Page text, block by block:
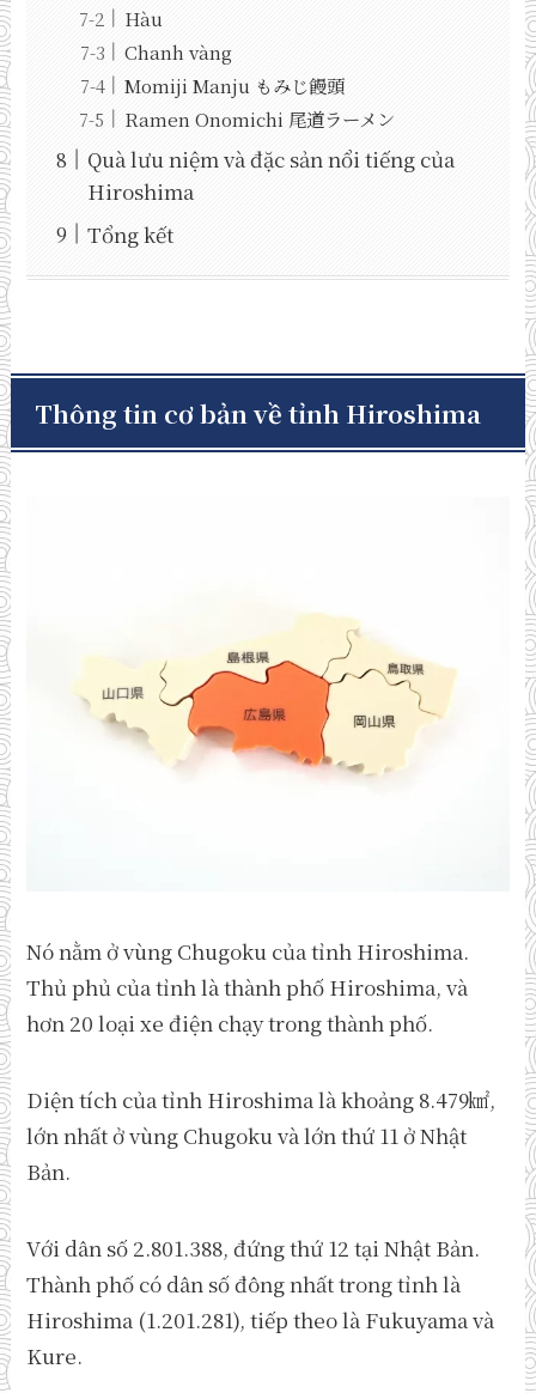
Hàu
Chanh vàng
Momiji Manju もみじ饅頭
Ramen Onomichi 尾道ラーメン
Quà lưu niệm và đặc sản nổi tiếng của
Hiroshima
Tổng kết
Thông tin cơ bản về tỉnh Hiroshima
Nó nằm ở vùng Chugoku của tỉnh Hiroshima.
Thủ phủ của tỉnh là thành phố Hiroshima, và
hơn 20 loại xe điện chạy trong thành phố.
Diện tích của tỉnh Hiroshima là khoảng 8.479㎢,
lớn nhất ở vùng Chugoku và lớn thứ 11 ở Nhật
Bản.
Với dân số 2.801.388, đứng thứ 12 tại Nhật Bản.
Thành phố có dân số đông nhất trong tỉnh là
Hiroshima (1.201.281), tiếp theo là Fukuyama và
Kure.